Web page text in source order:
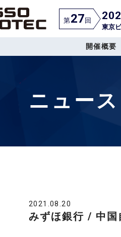
第27回
東京
開催概要
ニュース
2021.08.20
みずほ銀行 / 中国